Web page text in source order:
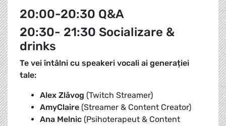
20:00-20:30 Q&A
20:30- 21:30 Socializare &
drinks
Te vei întâlni cu speakeri vocali ai generației
tale:
Alex Zlăvog (Twitch Streamer)
AmyClaire (Streamer & Content Creator)
Ana Melnic (Psihoterapeut & Content